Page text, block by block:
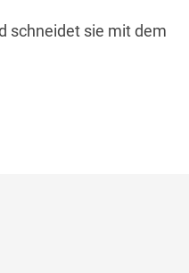
schneidet sie mit dem